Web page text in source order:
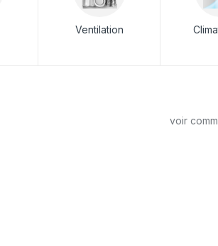
Ventilation
voir